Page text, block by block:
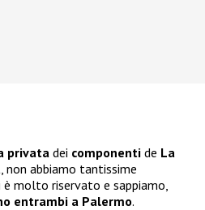
privata dei componenti de La
, non abbiamo tantissime
molto riservato e sappiamo,
entrambi a Palermo.